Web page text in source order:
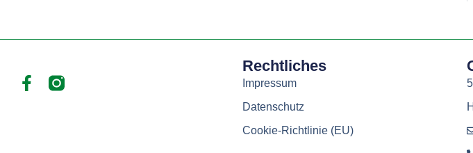
Rechtliches
Impressum
Datenschutz
Cookie-Richtlinie (EU)